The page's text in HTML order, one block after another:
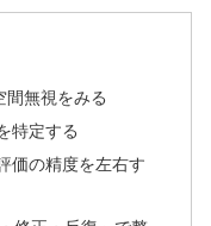
無視をみる
特定する
価の精度を左右す